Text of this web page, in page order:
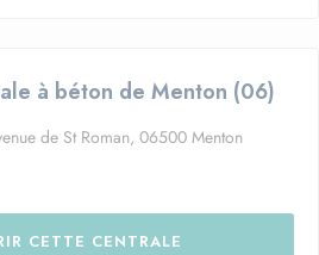
à béton de Menton (06)
de St Roman, 06500 Menton
CETTE CENTRALE